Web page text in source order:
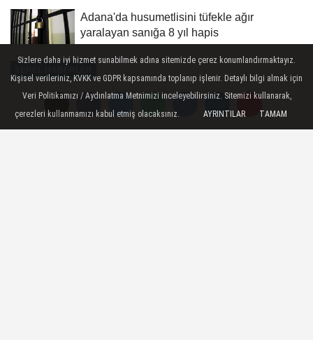
Adana'da husumetlisini tüfekle ağır
yaralayan sanığa 8 yıl hapis
Yayınlanma: 20 Mayıs 2026 - 10:15
Karabük'te 2 ev ve ahır yandı
Sizlere daha iyi hizmet sunabilmek adına sitemizde çerez konumlandırmaktayız.
Kişisel verileriniz, KVKK ve GDPR kapsamında toplanıp işlenir. Detaylı bilgi almak için
Veri Politikamızı / Aydınlatma Metnimizi inceleyebilirsiniz. Sitemizi kullanarak,
çerezleri kullanmamızı kabul etmiş olacaksınız.
AYRINTILAR TAMAM